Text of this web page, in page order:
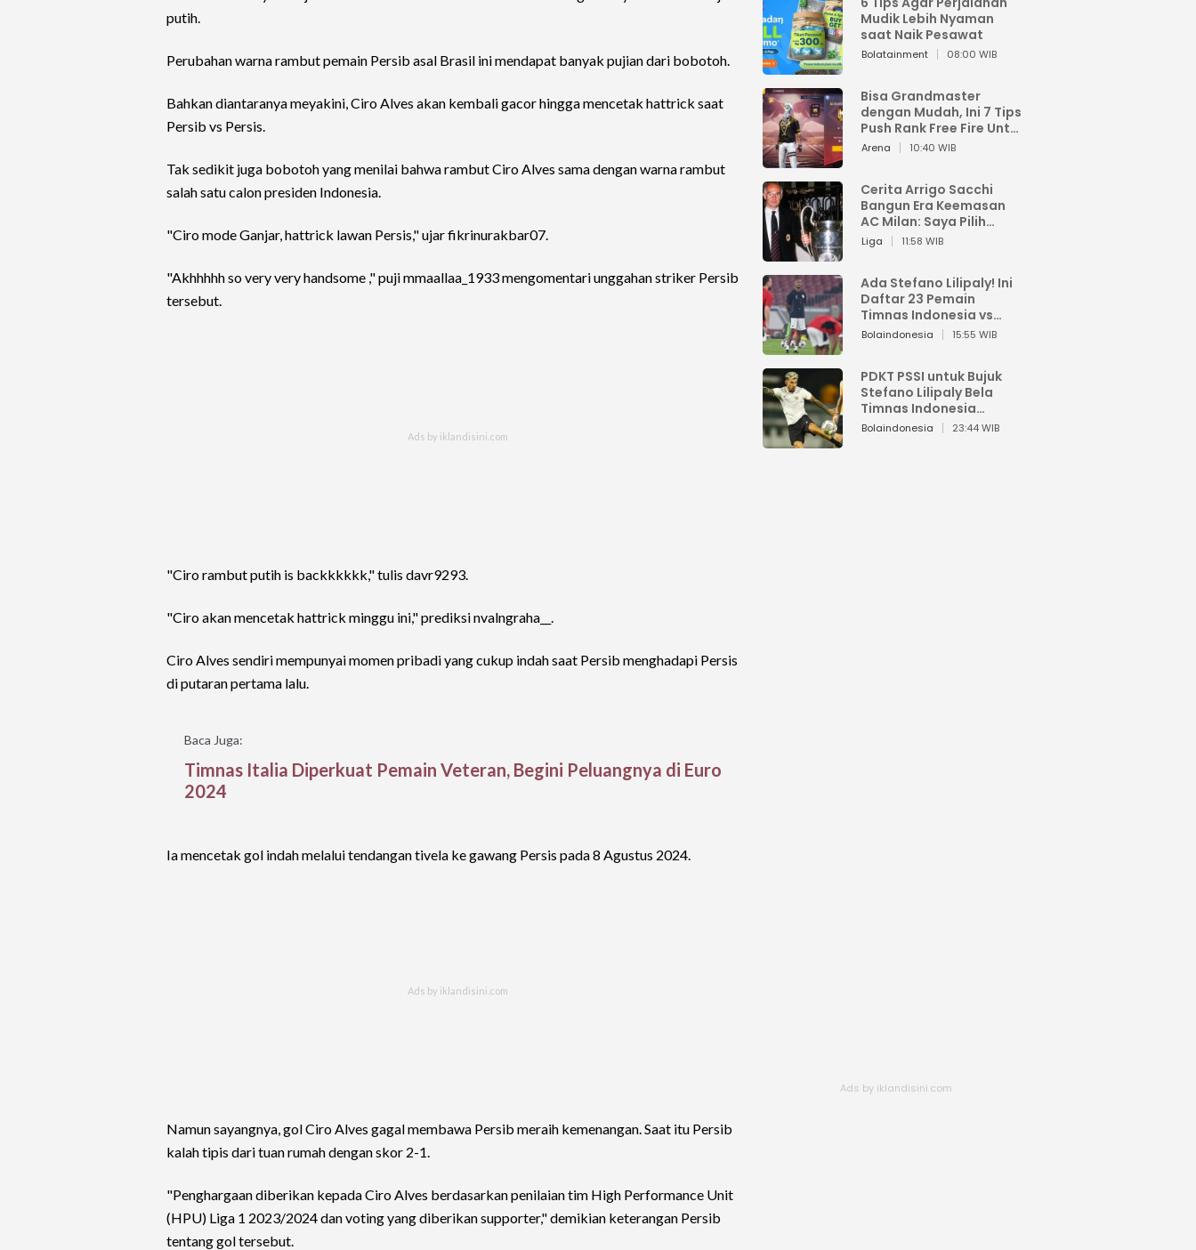
putih.
Perubahan warna rambut pemain Persib asal Brasil ini mendapat banyak pujian dari bobotoh.
Bahkan diantaranya meyakini, Ciro Alves akan kembali gacor hingga mencetak hattrick saat
Persib vs Persis.
Tak sedikit juga bobotoh yang menilai bahwa rambut Ciro Alves sama dengan warna rambut
salah satu calon presiden Indonesia.
"Ciro mode Ganjar, hattrick lawan Persis," ujar fikrinurakbar07.
"Akhhhhh so very very handsome ," puji mmaallaa_1933 mengomentari unggahan striker Persib
tersebut.
"Ciro rambut putih is backkkkkk," tulis davr9293.
"Ciro akan mencetak hattrick minggu ini," prediksi nvalngraha__.
Ciro Alves sendiri mempunyai momen pribadi yang cukup indah saat Persib menghadapi Persis
di putaran pertama lalu.
Baca Juga:
Timnas Italia Diperkuat Pemain Veteran, Begini Peluangnya di Euro
2024
Ia mencetak gol indah melalui tendangan tivela ke gawang Persis pada 8 Agustus 2024.
Namun sayangnya, gol Ciro Alves gagal membawa Persib meraih kemenangan. Saat itu Persib
kalah tipis dari tuan rumah dengan skor 2-1.
"Penghargaan diberikan kepada Ciro Alves berdasarkan penilaian tim High Performance Unit
(HPU) Liga 1 2023/2024 dan voting yang diberikan supporter," demikian keterangan Persib
tentang gol tersebut.
Mudik Lebih Nyaman
saat Naik Pesawat
Bolatainment 08:00 WIB
Bisa Grandmaster
dengan Mudah, Ini 7 Tips
Push Rank Free Fire Untuk
Pemula
Arena 10:40 WIB
Cerita Arrigo Sacchi
Bangun Era Keemasan
AC Milan: Saya Pilih
Pemain dari Isi Otaknya
Liga 11:58 WIB
Ada Stefano Lilipaly! Ini
Daftar 23 Pemain
Timnas Indonesia vs
China
Bolaindonesia 15:55 WIB
PDKT PSSI untuk Bujuk
Stefano Lilipaly Bela
Timnas Indonesia
Berakhir Berantakan
Bolaindonesia 23:44 WIB